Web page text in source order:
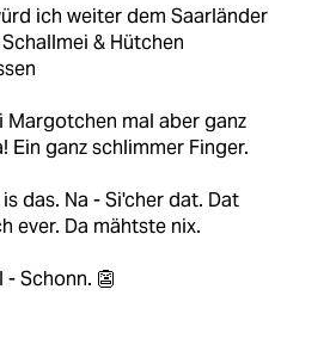
ich weiter dem Saarländer
& Hütchen
Margotchen mal aber ganz
Ein ganz schlimmer Finger.
is das. Na - Si'cher dat. Dat
ever. Da mähtste nix.
- Schonn. 👺